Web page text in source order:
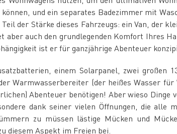
und ein separates Badezimmer mit
der Stärke dieses Fahrzeugs: ein Van, der
auch den grundlegenden Komfort Ihres
ist er für ganzjährige Abenteuer
einem Solarpanel, zwei großen
Warmwasserbereiter (der heißes Wasser für
Abenteuer benötigen! Aber wieso Dinge
dank seiner vielen Öffnungen, die alle
zu müssen lästige Mücken und
diesem Aspekt im Freien bei.